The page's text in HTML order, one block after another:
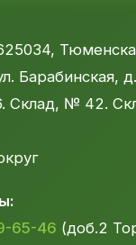
Барабинская,
Склад, № 42.
65-46 (доб.2